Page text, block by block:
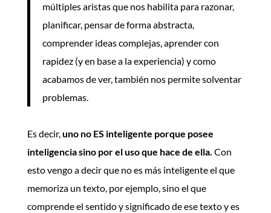
múltiples aristas que nos habilita para razonar,
planificar, pensar de forma abstracta,
comprender ideas complejas, aprender con
rapidez (y en base a la experiencia) y como
acabamos de ver, también nos permite solventar
problemas.
Es decir,uno no ES inteligente porque posee
inteligencia sino por el uso que hace de ella. Con
esto vengo a decir que no es más inteligente el que
memoriza un texto, por ejemplo, sino el que
comprende el sentido y significado de ese texto y es